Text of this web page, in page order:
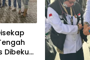
Dibekuk